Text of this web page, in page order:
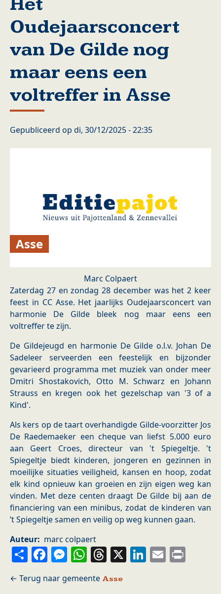
Oudejaarsconcert
van De Gilde nog
maar eens een
voltreffer in Asse
Gepubliceerd op di, 30/12/2025 - 22:35
Asse
Marc Colpaert
Zaterdag 27 en zondag 28 december was het 2 keer
feest in CC Asse. Het jaarlijks Oudejaarsconcert van
harmonie De Gilde bleek nog maar eens een
voltreffer te zijn.
De Gildejeugd en harmonie De Gilde o.l.v. Johan De
Sadeleer serveerden een feestelijk en bijzonder
gevarieerd programma met muziek van onder meer
Dmitri Shostakovich, Otto M. Schwarz en Johann
Strauss en kregen ook het gezelschap van '3 of a
Kind'.
Als kers op de taart overhandigde Gilde-voorzitter Jos
De Raedemaeker een cheque van liefst 5.000 euro
aan Geert Croes, directeur van 't Spiegeltje. 't
Spiegeltje biedt kinderen, jongeren en gezinnen in
moeilijke situaties veiligheid, kansen en hoop, zodat
elk kind opnieuw kan groeien en zijn eigen weg kan
vinden. Met deze centen draagt De Gilde bij aan de
financiering van een minibus, zodat de kinderen van
’t Spiegeltje samen en veilig op weg kunnen gaan.
Auteur
marc colpaert
ShareFacebook
Messenger
WhatsApp
Threads
X LinkedIn
Email
Asse